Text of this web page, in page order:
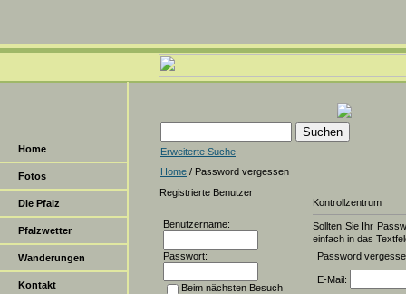
Home
Fotos
Die Pfalz
Pfalzwetter
Wanderungen
Kontakt
Erweiterte Suche
Home / Password vergessen
Registrierte Benutzer
Benutzername:
Passwort:
Beim nächsten Besuch
Kontrollzentrum
Sollten Sie Ihr
einfach in das
Password
E-Mail: